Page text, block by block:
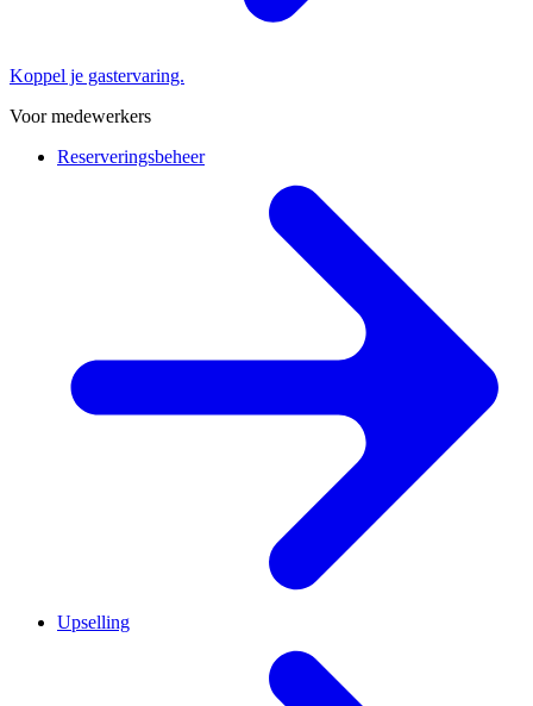
Koppel je gastervaring.
Voor medewerkers
Reserveringsbeheer
Upselling